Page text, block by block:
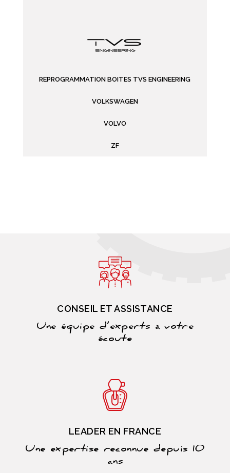
REPROGRAMMATION BOITES TVS ENGINEERING
VOLKSWAGEN
VOLVO
ZF
CONSEIL ET ASSISTANCE
Une équipe d’experts à votre
écoute
LEADER EN FRANCE
Une expertise reconnue depuis 10
ans